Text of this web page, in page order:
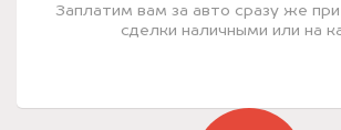
Заплатим вам за авто сразу же
сделки наличными или на